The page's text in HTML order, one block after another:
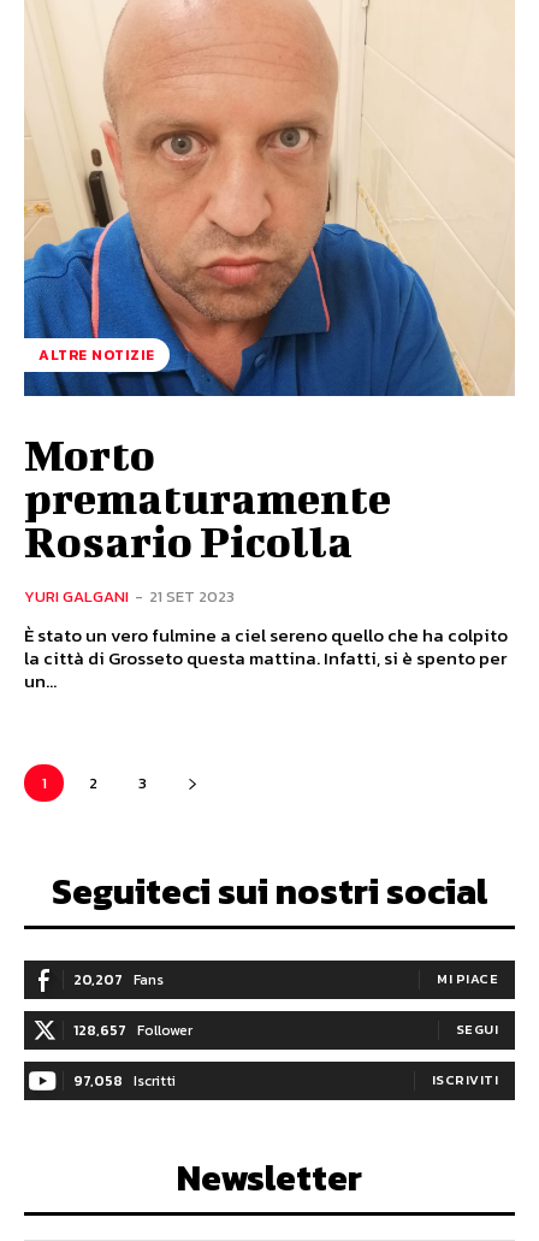
ALTRE NOTIZIE
Morto
prematuramente
Rosario Picolla
YURI GALGANI - 21 SET 2023
È stato un vero fulmine a ciel sereno quello che ha colpito
la città di Grosseto questa mattina. Infatti, si è spento per
un...
1 2 3
Seguiteci sui nostri social
20,207 Fans MI PIACE
128,657 Follower SEGUI
97,058 Iscritti ISCRIVITI
Newsletter